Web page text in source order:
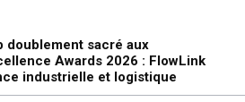
doublement sacré aux
Awards 2026 : FlowLink
industrielle et logistique